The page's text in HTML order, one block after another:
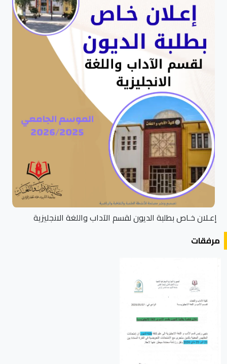
إعـلان خـاص بطلبة الديون لقسم الآداب واللغة الانجليزية
مرفقات